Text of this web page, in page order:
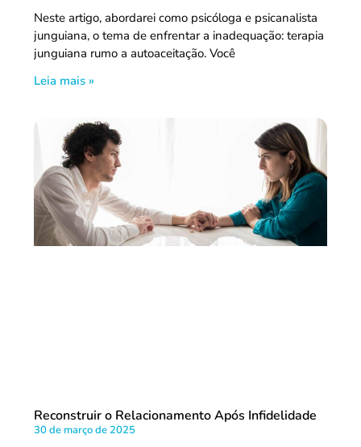
Neste artigo, abordarei como psicóloga e psicanalista
junguiana, o tema de enfrentar a inadequação: terapia
junguiana rumo a autoaceitação. Você
Leia mais »
Reconstruir o Relacionamento Após Infidelidade
30 de março de 2025